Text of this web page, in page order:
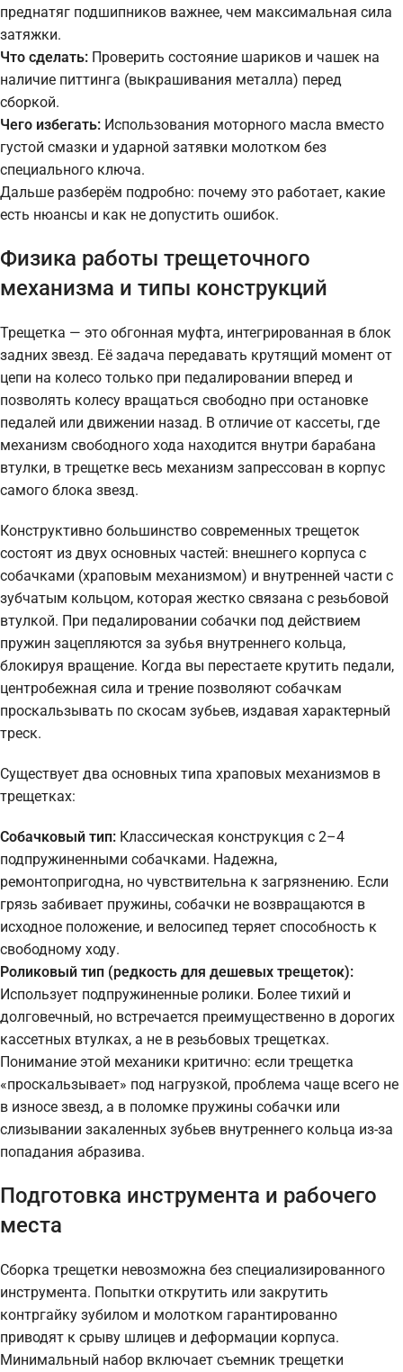
преднатяг подшипников важнее, чем максимальная сила
затяжки.
Что сделать: Проверить состояние шариков и чашек на
наличие питтинга (выкрашивания металла) перед
сборкой.
Чего избегать: Использования моторного масла вместо
густой смазки и ударной затявки молотком без
специального ключа.
Дальше разберём подробно: почему это работает, какие
есть нюансы и как не допустить ошибок.
Физика работы трещеточного
механизма и типы конструкций
Трещетка — это обгонная муфта, интегрированная в блок
задних звезд. Её задача передавать крутящий момент от
цепи на колесо только при педалировании вперед и
позволять колесу вращаться свободно при остановке
педалей или движении назад. В отличие от кассеты, где
механизм свободного хода находится внутри барабана
втулки, в трещетке весь механизм запрессован в корпус
самого блока звезд.
Конструктивно большинство современных трещеток
состоят из двух основных частей: внешнего корпуса с
собачками (храповым механизмом) и внутренней части с
зубчатым кольцом, которая жестко связана с резьбовой
втулкой. При педалировании собачки под действием
пружин зацепляются за зубья внутреннего кольца,
блокируя вращение. Когда вы перестаете крутить педали,
центробежная сила и трение позволяют собачкам
проскальзывать по скосам зубьев, издавая характерный
треск.
Существует два основных типа храповых механизмов в
трещетках:
Собачковый тип: Классическая конструкция с 2–4
подпружиненными собачками. Надежна,
ремонтопригодна, но чувствительна к загрязнению. Если
грязь забивает пружины, собачки не возвращаются в
исходное положение, и велосипед теряет способность к
свободному ходу.
Роликовый тип (редкость для дешевых трещеток):
Использует подпружиненные ролики. Более тихий и
долговечный, но встречается преимущественно в дорогих
кассетных втулках, а не в резьбовых трещетках.
Понимание этой механики критично: если трещетка
«проскальзывает» под нагрузкой, проблема чаще всего не
в износе звезд, а в поломке пружины собачки или
слизывании закаленных зубьев внутреннего кольца из-за
попадания абразива.
Подготовка инструмента и рабочего
места
Сборка трещетки невозможна без специализированного
инструмента. Попытки открутить или закрутить
контргайку зубилом и молотком гарантированно
приводят к срыву шлицев и деформации корпуса.
Минимальный набор включает съемник трещетки